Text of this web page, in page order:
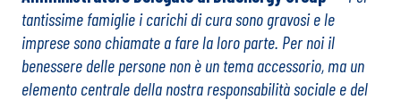
tantissime famiglie i carichi di cura sono gravosi e le
imprese sono chiamate a fare la loro parte. Per noi il
benessere delle persone non è un tema accessorio, ma un
elemento centrale della nostra responsabilità sociale e del